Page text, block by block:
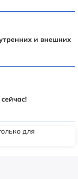
и внешних
для